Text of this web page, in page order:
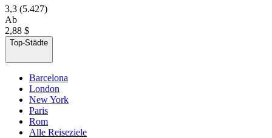
3,3 (5.427)
Ab
2,88 $
Top-Städte
Barcelona
London
New York
Paris
Rom
Alle Reiseziele